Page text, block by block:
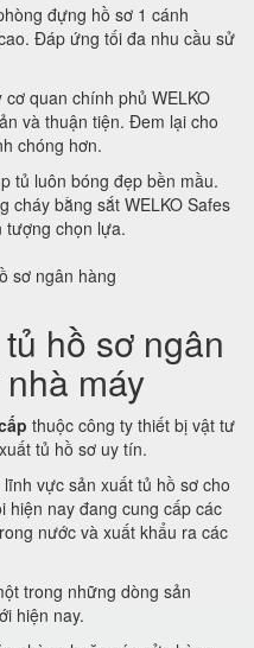
đựng hồ sơ 1 cánh
Đáp ứng tối đa nhu cầu sử
cơ quan chính phủ WELKO
và thuận tiện. Đem lại cho
chóng hơn.
tủ luôn bóng đẹp bền mầu.
cháy bằng sắt WELKO Safes
tượng chọn lựa.
hồ sơ ngân
máy
thuộc công ty thiết bị vật tư
tủ hồ sơ uy tín.
vực sản xuất tủ hồ sơ cho
hiện nay đang cung cấp các
nước và xuất khẩu ra các
trong những dòng sản
hiện nay.